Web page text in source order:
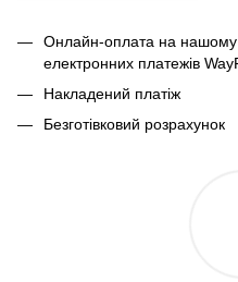
Онлайн-оплата на нашому
електронних платежів
Накладений платіж
Безготівковий розрахунок